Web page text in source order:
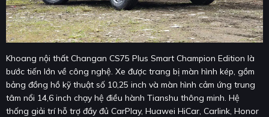
Khoang nội thất Changan CS75 Plus Smart Champion Edition là
bước tiến lớn về công nghệ. Xe được trang bị màn hình kép, gồm
bảng đồng hồ kỹ thuật số 10,25 inch và màn hình cảm ứng trung
tâm nổi 14,6 inch chạy hệ điều hành Tianshu thông minh. Hệ
thống giải trí hỗ trợ đầy đủ CarPlay, Huawei HiCar, Carlink, Honor